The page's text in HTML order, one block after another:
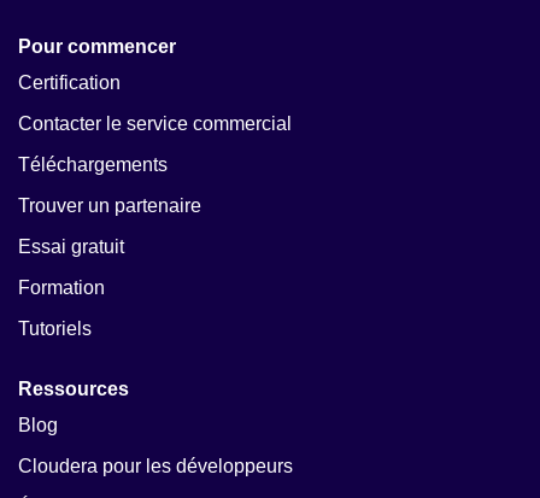
Pour commencer
Certification
Contacter le service commercial
Téléchargements
Trouver un partenaire
Essai gratuit
Formation
Tutoriels
Ressources
Blog
Cloudera pour les développeurs